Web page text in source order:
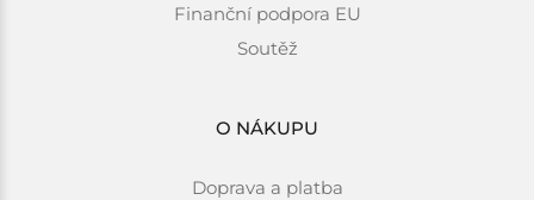
Finanční podpora EU
Soutěž
O NÁKUPU
Doprava a platba